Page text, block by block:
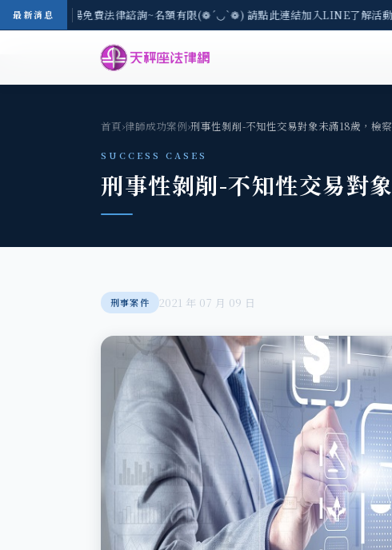
最新消息
-8/3(一) 現場免費法律諮詢~名額有限(❁´◡`❁) 請點此連結加入LINE了解活
首頁›律師成功案例›刑事性剝削-不知性交易對象未滿18歲，檢
SUCCESS CASES
刑事性剝削-不知性交易對
刑事案件 2021 年 07 月 09 日